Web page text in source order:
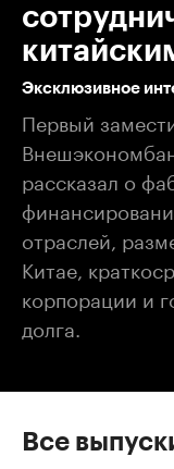
Эксклюзивное
Первый
рассказал о
отраслей,
Китае,
корпорации и
долга.
Все